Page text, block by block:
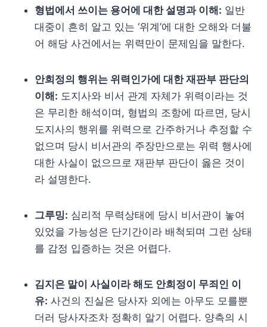
형법에서 쓰이는 용어에 대한 설명과 이해: 일반
대중이 흔히 알고 있는 ‘위계’에 대한 오해와 더불
어 해당 사건에서는 위력만이 문제임을 말한다.
안희정의 행위는 위력인가에 대한 재판부 판단의
이해: 도지사와 비서 관계 자체가 위력이라는 것
은 무리한 해석이며, 형법의 조항에 따르면, 당시
도지사의 행위를 위력으로 간주하거나 추정할 수
없으며 당시 비서관의 주장만으로는 위력 행사에
대한 사실이 없으므로 재판부 판단이 옳은 것이
라 설명한다.
그루밍: 심리적 무력상태에 당시 비서관이 놓여
있었을 가능성은 단기간이라 배척되며 그런 상태
를 감정 입증하는 것은 어렵다.
김지은 말이 사실이라 해도 안희정이 무죄인 이
유: 사건의 진실은 당사자 외에는 아무도 모를뿐
더러 당사자조차 정확히 알기 어렵다. 양측의 시